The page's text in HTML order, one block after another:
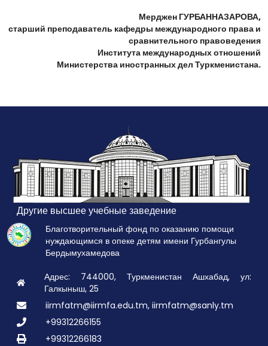
Мерджен ГУРБАННАЗАРОВА,
старший преподаватель кафедры международного права и
сравнительного правоведения
Института международных отношений
Министерства иностранных дел Туркменистана.
Другие высшее учебные заведение
Благотворительный фонд по оказанию помощи
нуждающимся в опеке детям имени Гурбангулы
Бердымухамедова
Адрес: 744000, Туркменистан Ашхабад, ул:
Галкыныш, 25
iirmfatm@iirmfa.edu.tm, iirmfatm@sanly.tm
+99312266155
+99312266183